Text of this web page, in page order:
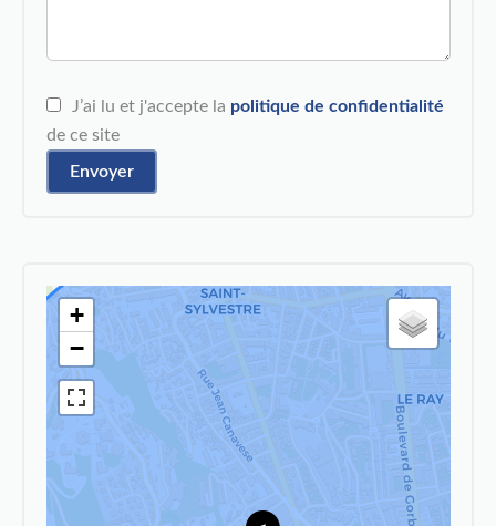
J’ai lu et j'accepte la politique de confidentialité
de ce site
Envoyer
+
−